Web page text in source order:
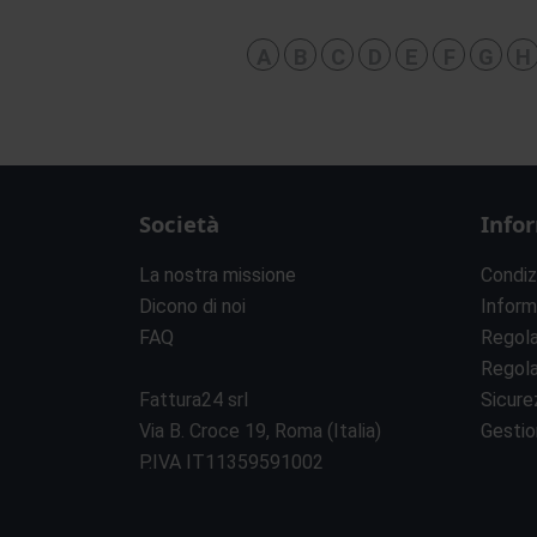
Società
La nostra missione
Dicono di noi
FAQ
Fattura24 srl
Via B. Croce 19, Roma (Italia)
P.IVA IT11359591002